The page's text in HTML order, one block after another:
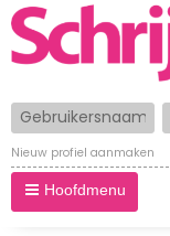
Gebruikersnaam
Nieuw profiel aanmaken
Hoofdmenu